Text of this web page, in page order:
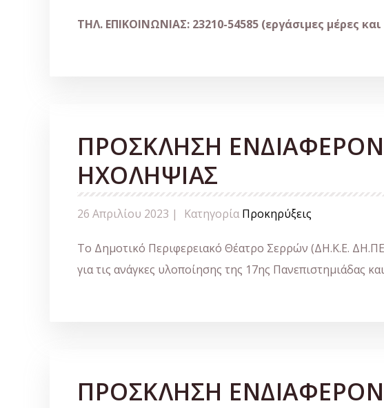
ΤΗΛ. ΕΠΙΚΟΙΝΩΝΙΑΣ: 23210-54585 (εργάσιμες μέρες
ΠΡΟΣΚΛΗΣΗ
ΗΧΟΛΗΨΙΑΣ
26 Απριλίου 2023 | Κατηγορία Προκηρύξεις
Το Δημοτικό Περιφερειακό Θέατρο Σερρών (ΔΗ.Κ.Ε.
για τις ανάγκες υλοποίησης της 17ης Πανεπιστημιάδας
ΠΡΟΣΚΛΗΣΗ